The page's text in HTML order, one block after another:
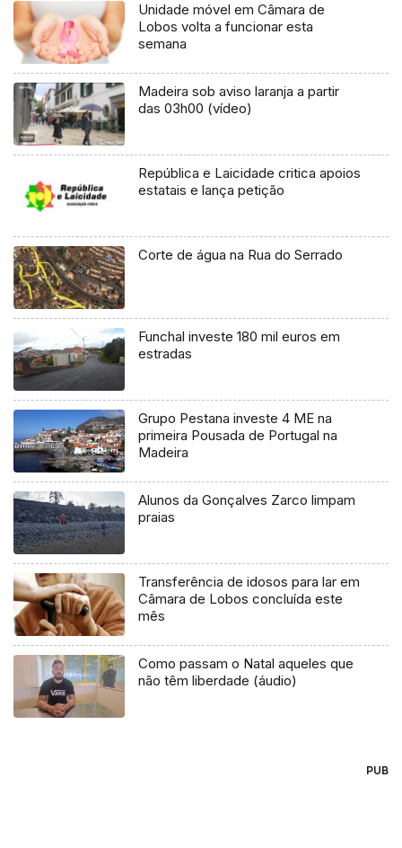
Unidade móvel em Câmara de
Lobos volta a funcionar esta
semana
Madeira sob aviso laranja a partir
das 03h00 (vídeo)
República e Laicidade critica apoios
estatais e lança petição
Corte de água na Rua do Serrado
Funchal investe 180 mil euros em
estradas
Grupo Pestana investe 4 ME na
primeira Pousada de Portugal na
Madeira
Alunos da Gonçalves Zarco limpam
praias
Transferência de idosos para lar em
Câmara de Lobos concluída este
mês
Como passam o Natal aqueles que
não têm liberdade (áudio)
PUB